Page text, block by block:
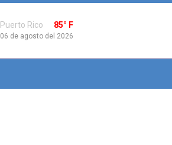
Puerto Rico 85° F
06 de agosto del 2026